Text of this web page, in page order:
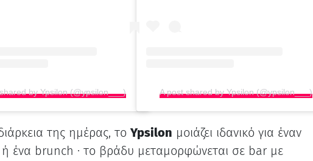
by Ypsilon (@ypsilon___) A post shared by Ypsilon (@ypsilon___)
της ημέρας, το Ypsilon μοιάζει ιδανικό για έναν
ένα brunch · το βράδυ μεταμορφώνεται σε bar με